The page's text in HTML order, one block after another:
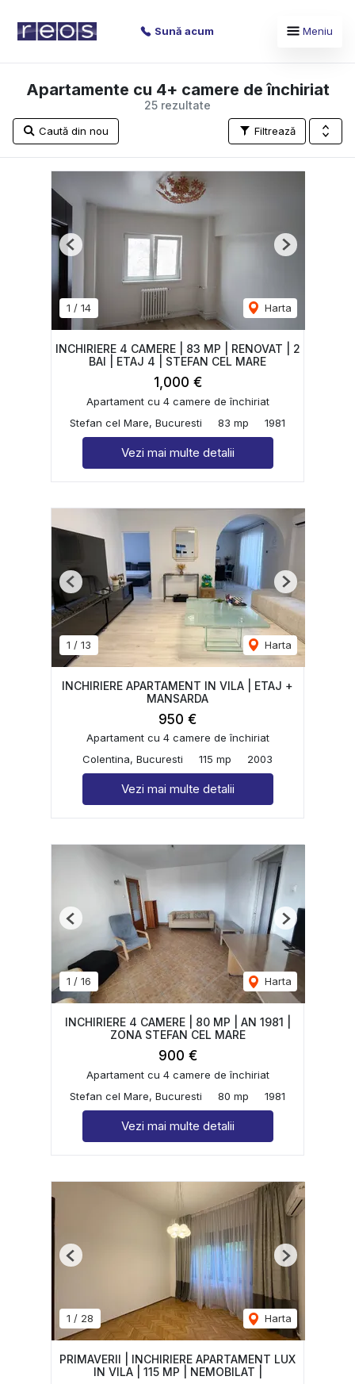
Sună acum Meniu
25 rezultate
Apartamente cu 4+ camere de închiriat
Filtrează
Caută din nou
1 / 14 Harta
Previous Next
INCHIRIERE 4 CAMERE | 83 MP | RENOVAT | 2
BAI | ETAJ 4 | STEFAN CEL MARE
1,000 €
Apartament cu 4 camere de închiriat
Stefan cel Mare, Bucuresti
83 mp 1981
Vezi mai multe detalii
1 / 13 Harta
Previous Next
INCHIRIERE APARTAMENT IN VILA | ETAJ +
MANSARDA
950 €
Apartament cu 4 camere de închiriat
Colentina, Bucuresti
115 mp 2003
Vezi mai multe detalii
1 / 16 Harta
Previous Next
INCHIRIERE 4 CAMERE | 80 MP | AN 1981 |
ZONA STEFAN CEL MARE
900 €
Apartament cu 4 camere de închiriat
Stefan cel Mare, Bucuresti
80 mp 1981
Vezi mai multe detalii
1 / 28 Harta
Previous Next
PRIMAVERII | INCHIRIERE APARTAMENT LUX
IN VILA | 115 MP | NEMOBILAT |